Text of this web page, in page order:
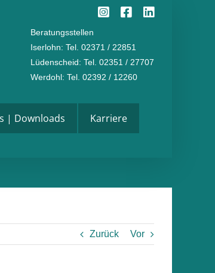
Instagram
Facebook
Beratungsstellen
Iserlohn: Tel. 02371 / 22851
Lüdenscheid: Tel. 02351 / 27707
Werdohl: Tel. 02392 / 12260
| Downloads Karriere
Zurück Vor